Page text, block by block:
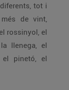
tot i
de vint,
rossinyol, el
llenega, el
el pinetó, el